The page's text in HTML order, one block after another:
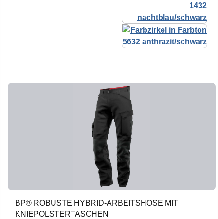
BP® ROBUSTE HYBRID-ARBEITSHOSE MIT
KNIEPOLSTERTASCHEN